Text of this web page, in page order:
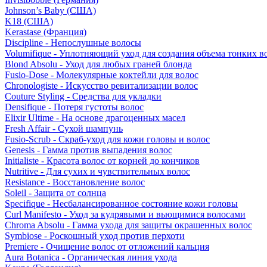
Johnson’s Baby (США)
K18 (США)
Kerastase (Франция)
Discipline - Непослушные волосы
Volumifique - Уплотняющий уход для создания объема тонких
Blond Absolu - Уход для любых граней блонда
Fusio-Dose - Молекулярные коктейли для волос
Chronologiste - Искусство ревитализации волос
Couture Styling - Средства для укладки
Densifique - Потеря густоты волос
Elixir Ultime - На основе драгоценных масел
Fresh Affair - Сухой шампунь
Fusio-Scrub - Скраб-уход для кожи головы и волос
Genesis - Гамма против выпадения волос
Initialiste - Красота волос от корней до кончиков
Nutritive - Для сухих и чувствительных волос
Resistance - Восстановление волос
Soleil - Защита от солнца
Specifique - Несбалансированное состояние кожи головы
Curl Manifesto - Уход за кудрявыми и вьющимися волосами
Chroma Absolu - Гамма ухода для защиты окрашенных волос
Symbiose - Роскошный уход против перхоти
Premiere - Очищение волос от отложений кальция
Aura Botanica - Органическая линия ухода